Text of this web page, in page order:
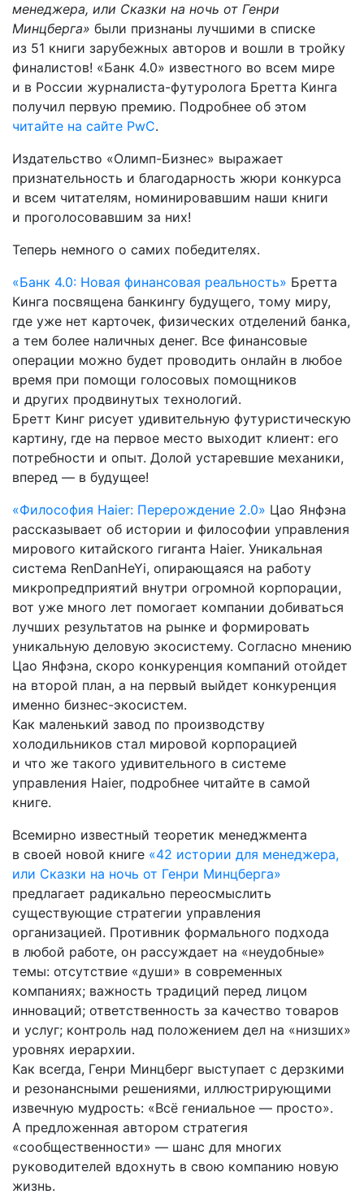
менеджера, или Сказки на ночь от Генри
Минцберга» были признаны лучшими в списке
из 51 книги зарубежных авторов и вошли в тройку
финалистов! «Банк 4.0» известного во всем мире
и в России журналиста-футуролога Бретта Кинга
получил первую премию. Подробнее об этом
читайте на сайте PwC.
Издательство «Олимп-Бизнес» выражает
признательность и благодарность жюри конкурса
и всем читателям, номинировавшим наши книги
и проголосовавшим за них!
Теперь немного о самих победителях.
«Банк 4.0: Новая финансовая реальность» Бретта
Кинга посвящена банкингу будущего, тому миру,
где уже нет карточек, физических отделений банка,
а тем более наличных денег. Все финансовые
операции можно будет проводить онлайн в любое
время при помощи голосовых помощников
и других продвинутых технологий.
Бретт Кинг рисует удивительную футуристическую
картину, где на первое место выходит клиент: его
потребности и опыт. Долой устаревшие механики,
вперед — в будущее!
«Философия Haier: Перерождение 2.0» Цао Янфэна
рассказывает об истории и философии управления
мирового китайского гиганта Haier. Уникальная
система RenDanHeYi, опирающаяся на работу
микропредприятий внутри огромной корпорации,
вот уже много лет помогает компании добиваться
лучших результатов на рынке и формировать
уникальную деловую экосистему. Согласно мнению
Цао Янфэна, скоро конкуренция компаний отойдет
на второй план, а на первый выйдет конкуренция
именно бизнес-экосистем.
Как маленький завод по производству
холодильников стал мировой корпорацией
и что же такого удивительного в системе
управления Haier, подробнее читайте в самой
книге.
Всемирно известный теоретик менеджмента
в своей новой книге «42 истории для менеджера,
или Сказки на ночь от Генри Минцберга»
предлагает радикально переосмыслить
существующие стратегии управления
организацией. Противник формального подхода
в любой работе, он рассуждает на «неудобные»
темы: отсутствие «души» в современных
компаниях; важность традиций перед лицом
инноваций; ответственность за качество товаров
и услуг; контроль над положением дел на «низших»
уровнях иерархии.
Как всегда, Генри Минцберг выступает с дерзкими
и резонансными решениями, иллюстрирующими
извечную мудрость: «Всё гениальное — просто».
А предложенная автором стратегия
«сообщественности» — шанс для многих
руководителей вдохнуть в свою компанию новую
жизнь.